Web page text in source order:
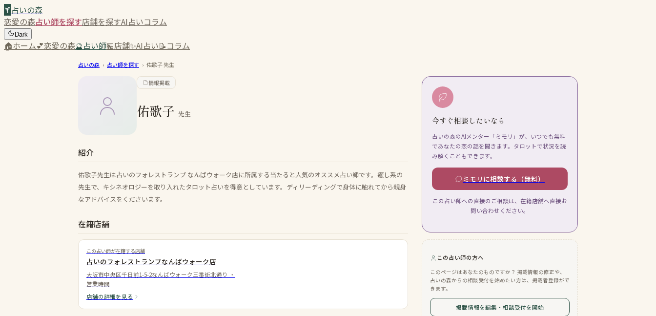
占いの森
恋愛の森占い師を探す店舗を探すAI占いコラム
Dark
🏠ホーム💕恋愛の森🔮占い師🏪店舗✨AI占い📝コラム
占いの森 › 占い師を探す › 佑歌子先生
情報掲載
佑歌子 先生
紹介
佑歌子先生は占いのフォレストランプ なんばウォーク店に所属する当たると人気のオススメ占い師です。癒し系の
先生で、キシネオロジーを取り入れたタロット占いを得意としています。ディリーディングで身体に触れてから親身
なアドバイスをくださいます。
在籍店舗
この占い師が在籍する店舗
占いのフォレストランプなんばウォーク店
大阪市中央区千日前1-5-2なんばウォーク三番街北通り
・
営業時間
店舗の詳細を見る
今すぐ相談したいなら
占いの森のAIメンター「ミモリ」が、いつでも無料
であなたの恋の話を聞きます。タロットで状況を読
み解くこともできます。
ミモリに相談する（無料）
この占い師への直接のご相談は、在籍店舗へ直接お
問い合わせください。
この占い師の方へ
このページはあなたのものですか？ 掲載情報の修正や、
占いの森からの相談受付を始めたい方は、掲載者登録がで
きます。
掲載情報を編集・相談受付を開始